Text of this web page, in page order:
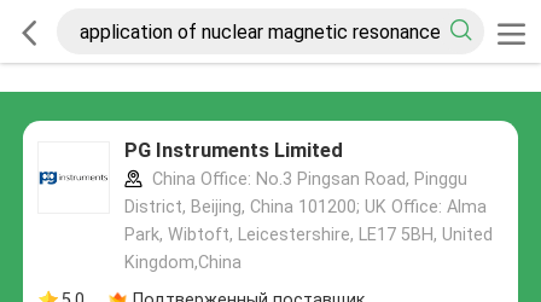
PG Instruments Limited
China Office: No.3 Pingsan Road, Pinggu
District, Beijing, China 101200; UK Office: Alma
Park, Wibtoft, Leicestershire, LE17 5BH, United
Kingdom,China